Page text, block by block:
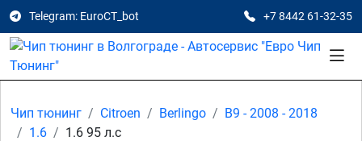
Telegram: EuroCT_bot +7 8442 61-32-35
Чип тюнинг Citroen Berlingo
B9 - 2008 - 2018
1.6
1.6 95 л.с